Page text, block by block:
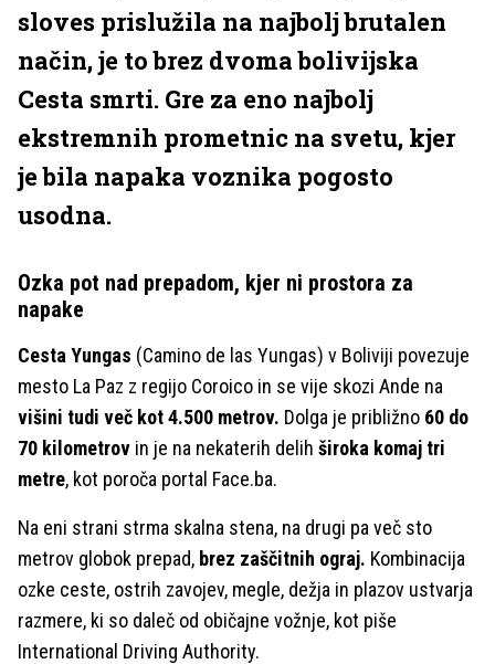
sloves prislužila na najbolj brutalen
način, je to brez dvoma bolivijska
Cesta smrti. Gre za eno najbolj
ekstremnih prometnic na svetu, kjer
je bila napaka voznika pogosto
usodna.
Ozka pot nad prepadom, kjer ni prostora za
napake
Cesta Yungas (Camino de las Yungas) v Boliviji povezuje
mesto La Paz z regijo Coroico in se vije skozi Ande na
višini tudi več kot 4.500 metrov. Dolga je približno 60 do
70 kilometrov in je na nekaterih delih široka komaj tri
metre, kot poroča portal Face.ba.
Na eni strani strma skalna stena, na drugi pa več sto
metrov globok prepad, brez zaščitnih ograj. Kombinacija
ozke ceste, ostrih zavojev, megle, dežja in plazov ustvarja
razmere, ki so daleč od običajne vožnje, kot piše
International Driving Authority.